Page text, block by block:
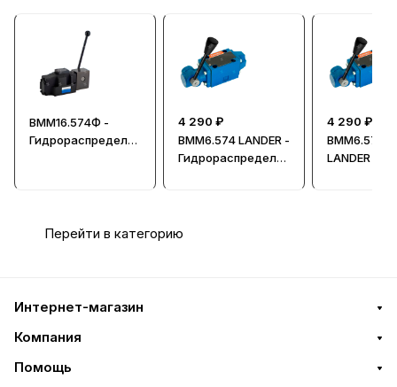
ВММ16.574Ф -
Гидрораспредели
4 290 ₽
ВММ6.574 LANDER -
Гидрораспредели
4 290 ₽
ВММ6.574Ф
LANDER -
Перейти в категорию
Интернет-магазин
Компания
Помощь